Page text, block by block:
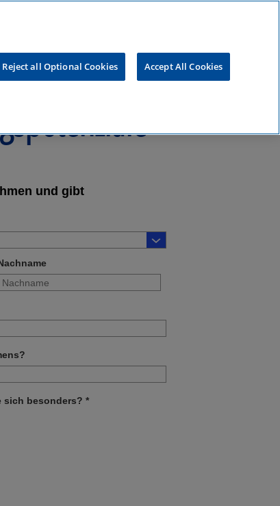
und gibt
sich besonders? *
Reject all Optional Cookies Accept All Cookies